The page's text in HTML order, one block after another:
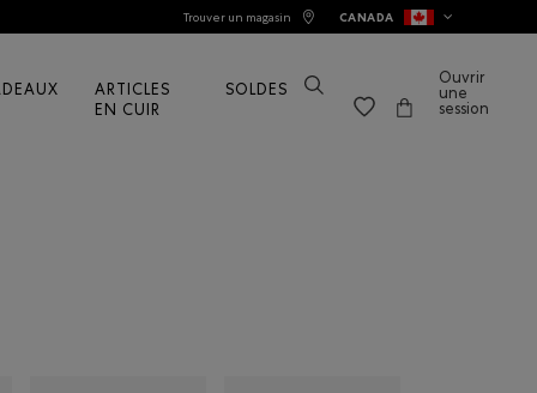
Trouver un magasin CANADA
ARTICLES
EN CUIR
SOLDES
Ouvrir
une
session